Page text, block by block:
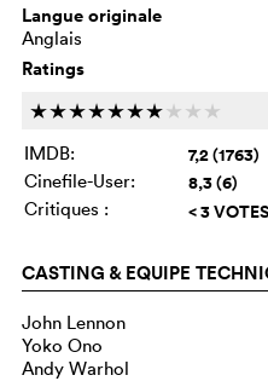
Langue originale
Anglais
Ratings
ccccccc c c c
IMDB:
7,2 (1763)
Cinefile-User: 8,3 (6)
Critiques : < 3 VOTES
CASTING & EQUIPE
John Lennon
Yoko Ono
Andy Warhol